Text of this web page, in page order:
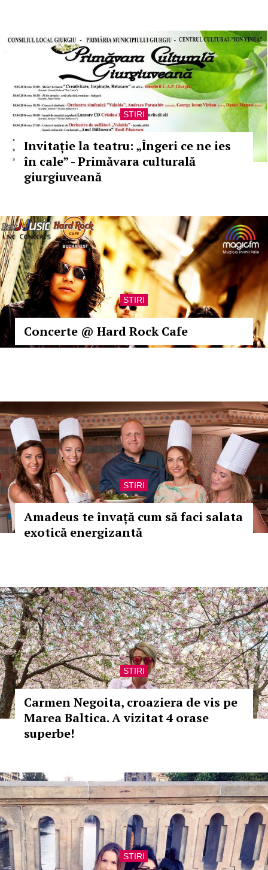
STIRI
Invitație la teatru: „Îngeri ce ne ies
în cale” - Primăvara culturală
giurgiuveană
STIRI
Concerte @ Hard Rock Cafe
STIRI
Amadeus te învață cum să faci salata
exotică energizantă
STIRI
Carmen Negoita, croaziera de vis pe
Marea Baltica. A vizitat 4 orase
superbe!
STIRI